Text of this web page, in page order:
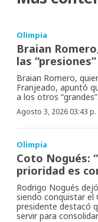
Olimpia
Braian
las
Braian Romero,
Franjeado, apuntó
a los otros “grandes”.
Agosto 3, 2026 03:43 p.
Olimpia
Coto Nogués:
prioridad es
Rodrigo Nogués
siendo conquistar el
presidente destacó
servir para